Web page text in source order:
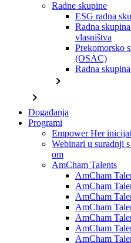
Radne skupine
ESG radna
Radna
vlasništva
Prekomorsko
(OSAC)
Radna
chevron_right
chevron_right
Događanja
Programi
Empower Her
Webinari u suradnji
om
AmCham Talents
AmCham
AmCham
AmCham
AmCham
AmCham
AmCham
AmCham